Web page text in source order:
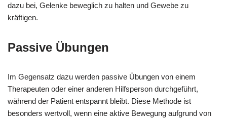
dazu bei, Gelenke beweglich zu halten und Gewebe zu
kräftigen.
Passive Übungen
Im Gegensatz dazu werden passive Übungen von einem
Therapeuten oder einer anderen Hilfsperson durchgeführt,
während der Patient entspannt bleibt. Diese Methode ist
besonders wertvoll, wenn eine aktive Bewegung aufgrund von